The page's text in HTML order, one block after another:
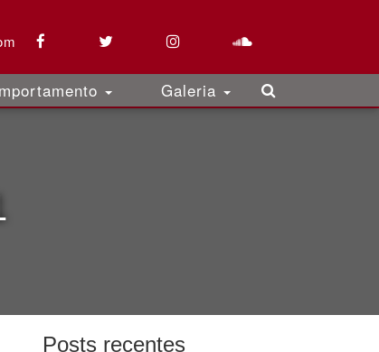
Galeria
Posts recentes